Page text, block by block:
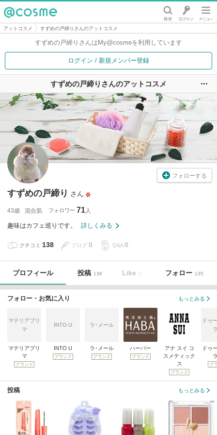
@cosme
アットコスメ すずめの戸締りさんのアットコスメ
すずめの戸締りさんは My@cosmeを利用しています
ログイン / 新規メンバー登録
すずめの戸締りさんのアットコスメ
フォローする
すずめの戸締り さん
43歳 混合肌 フォロワー 71
趣味はカフェ巡りです。 詳しくみる
クチコミ 138 ブログ 0 Q&A 0
プロフィール 投稿 138 Like 0 フォロー 135
フォロー・お気に入り もっとみる
マテリアプリ
マ
マテリアプリ
マ
ブランド
INTO U
INTO U
ブランド
ラ･メール
ラ･メール
ブランド
ハーバー
ブランド
アナ スイ コ
スメティック
ス
ブランド
ドゥ
ドゥ
ブ
投稿 もっとみる